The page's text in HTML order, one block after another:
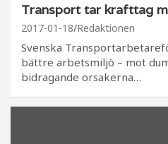
Transport tar krafttag
2017-01-18 Redaktionen
Svenska
bättre arbetsmiljö – mot
bidragande orsakerna…